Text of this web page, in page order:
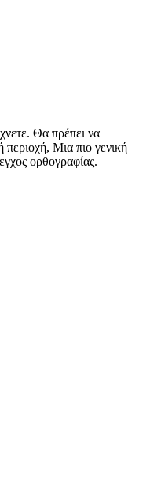
Θα πρέπει να
περιοχή, Μια πιο γενική
ορθογραφίας.